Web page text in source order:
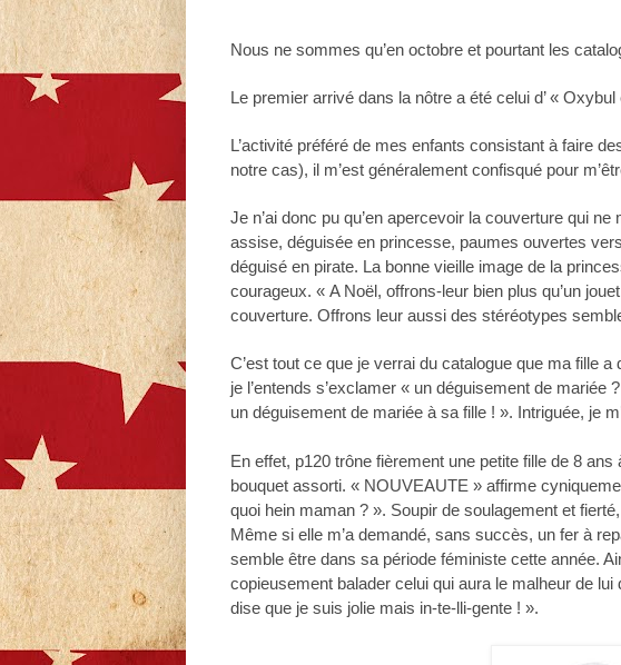
Nous ne sommes qu’en octobre et pourtant les
Le premier arrivé dans la nôtre a été celui d’ «
L’activité préféré de mes enfants consistant à faire
notre cas), il m’est généralement confisqué pour
Je n’ai donc pu qu’en apercevoir la couverture qui
assise, déguisée en princesse, paumes ouvertes
déguisé en pirate. La bonne vieille image de la
courageux. « A Noël, offrons-leur bien plus qu’un
couverture. Offrons leur aussi des stéréotypes
C’est tout ce que je verrai du catalogue que ma fille
je l’entends s’exclamer « un déguisement de mariée
un déguisement de mariée à sa fille ! ». Intriguée, je
En effet, p120 trône fièrement une petite fille de 8
bouquet assorti. « NOUVEAUTE » affirme
quoi hein maman ? ». Soupir de soulagement et
Même si elle m’a demandé, sans succès, un fer à
semble être dans sa période féministe cette année.
copieusement balader celui qui aura le malheur de lui
dise que je suis jolie mais in-te-lli-gente ! ».